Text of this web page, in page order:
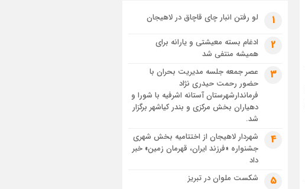
آخر در آستان امام رئوف
تصاویر هوایی مراسم تشییع پیکر مطهر آقای
شهید ایران – مشهد
4 هفته قبل
مراسم تشییع پیکر مطهر آقای شهید ایران –
مشهد
تصاویری از تراکم جمعیت حاضر در میدان
ثورهالعشرین نجف اشرف
1 لو رفتن انبار چای قاچاق در لاهیجان
2
ادغام بسته معیشتی و یارانه برای
همیشه منتفی شد
3
عصر جمعه جلسه مدیریت بحران با
حضور رحمت حیدری نژاد
فرماندارشهرستان آستانه اشرفیه با شورا و
دهیاران بخش مرکزی و بندر کیاشهر برگزار
شد.
4
شهردار لاهیجان از اختتامیه بخش شهری
جشنواره «فرزند ایران، قهرمان زمین» خبر
داد
5 شکست ملوان در تبریز